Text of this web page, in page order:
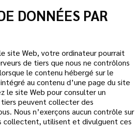
DONNÉES PAR
site Web, votre ordinateur pourrait
de tiers que nous ne contrôlons
le contenu hébergé sur le
au contenu d’une page du site
le site Web pour consulter un
peuvent collecter des
Nous n’exerçons aucun contrôle sur
collectent, utilisent et divulguent ces